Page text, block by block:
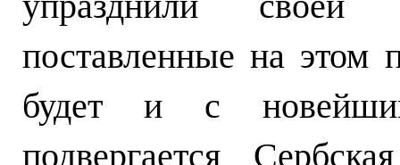
поставленные на этом
будет и с
подвергается